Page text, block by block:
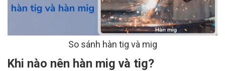
So sánh hàn tig và mig
Khi nào nên hàn mig và tig?